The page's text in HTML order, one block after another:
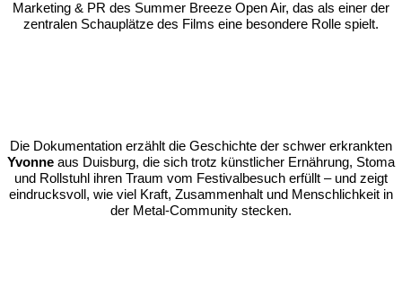
Marketing & PR des Summer Breeze Open Air, das als einer der
zentralen Schauplätze des Films eine besondere Rolle spielt.
Die Dokumentation erzählt die Geschichte der schwer erkrankten
Yvonne aus Duisburg, die sich trotz künstlicher Ernährung, Stoma
und Rollstuhl ihren Traum vom Festivalbesuch erfüllt – und zeigt
eindrucksvoll, wie viel Kraft, Zusammenhalt und Menschlichkeit in
der Metal-Community stecken.